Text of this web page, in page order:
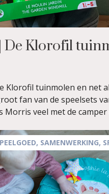
De Klorofil
Klorofil tuinmolen en net
fan van de speelsets
Morris veel met de camper
, SAMENWERKING,